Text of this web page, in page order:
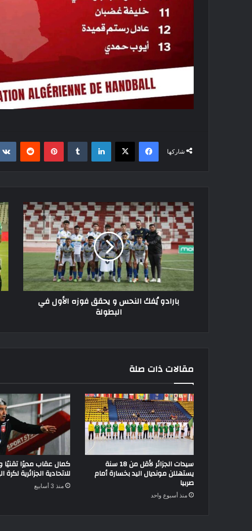
شاركها
فيسبوك ‫X لينكدإن بينتيريست
بارادو
يُفك
النحس و
يحقق
فوزه
في
البطولة
بارادو يُفك النحس و يحقق فوزه الأول في
البطولة
إلى
دور
مقالات ذات صلة
سيدات الجزائر لأقل من 18 سنة
يستهللن مونديال اليد بخسارة أمام
صربيا
منذ أسبوع واحد
كمال عقاب مديرًا تقنيًا
للاتحادية الجزائرية لكرة
منذ 3 أسابيع